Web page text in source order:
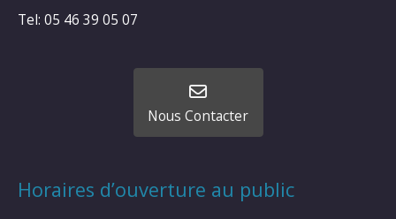
Tel: 05 46 39 05 07
Nous Contacter
Horaires d’ouverture au public